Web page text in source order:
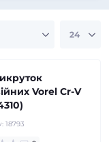
Vorel Cr-V
18793